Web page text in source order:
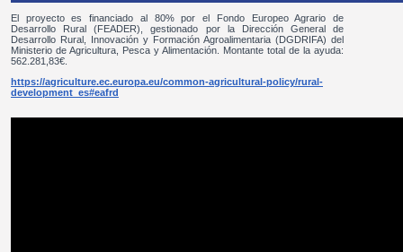
El proyecto es financiado al 80% por el Fondo Europeo Agrario de
Desarrollo Rural (FEADER), gestionado por la Dirección General de
Desarrollo Rural, Innovación y Formación Agroalimentaria (DGDRIFA) del
Ministerio de Agricultura, Pesca y Alimentación. Montante total de la ayuda:
562.281,83€.
https://agriculture.ec.europa.eu/common-agricultural-policy/rural-
development_es#eafrd